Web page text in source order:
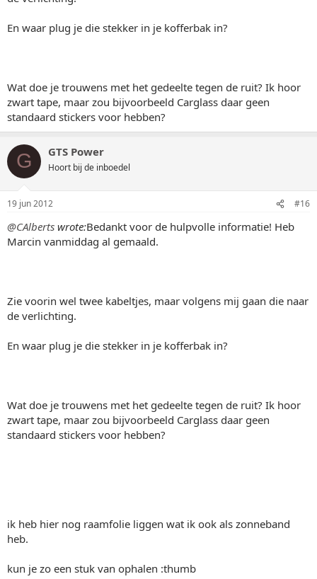
En waar plug je die stekker in je kofferbak in?
Wat doe je trouwens met het gedeelte tegen de ruit? Ik hoor
zwart tape, maar zou bijvoorbeeld Carglass daar geen
standaard stickers voor hebben?
G GTS Power
Hoort bij de inboedel
19 jun 2012 #16
@CAlberts wrote:Bedankt voor de hulpvolle informatie! Heb
Marcin vanmiddag al gemaald.
Zie voorin wel twee kabeltjes, maar volgens mij gaan die naar
de verlichting.
En waar plug je die stekker in je kofferbak in?
Wat doe je trouwens met het gedeelte tegen de ruit? Ik hoor
zwart tape, maar zou bijvoorbeeld Carglass daar geen
standaard stickers voor hebben?
ik heb hier nog raamfolie liggen wat ik ook als zonneband
heb.
kun je zo een stuk van ophalen :thumb